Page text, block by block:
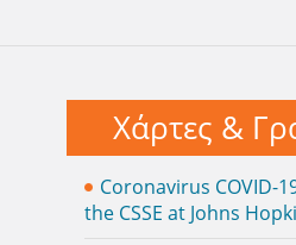
Χάρτες &
Coronavirus COVID-
the CSSE at Johns